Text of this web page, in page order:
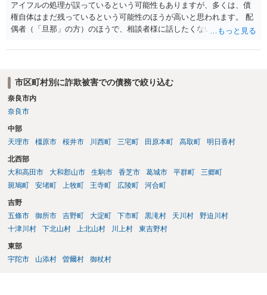
アイフルの処理が誤っているという可能性もありますが、多くは、債
権自体はまだ残っているという可能性のほうが高いと思われます。 配
偶者（「旦那」の方）のほうで、相談者様に話したくない事情等もあ
援用という方法も取れる可能性があるため、御主人に法律事務所に相
せない事情もあるかもしれないのでおひとりで行ってもらうほうがい
いかもしれません。 配偶者の債務がある状態で配偶者が亡くなると債
務を相談者様が相続するという状態になる（相続放棄などの亡くなっ
てからの方法もありますが）ため、相談者様にも関係することだとし
て相談にいくようにお話してみてはどうでしょうか。
市区町村別に詐欺被害での債務で絞り込む
奈良市内
奈良市
中部
天理市
橿原市 桜井市 川西町 三宅町 田原本町 高取町 明日香村
北西部
大和高田市
大和郡山市 生駒市 香芝市 葛城市 平群町
三郷町
斑鳩町
安堵町 上牧町 王寺町 広陵町 河合町
吉野
五條市
御所市 吉野町 大淀町 下市町 黒滝村 天川村
野迫川村
十津川村
下北山村 上北山村 川上村 東吉野村
東部
宇陀市
山添村 曽爾村 御杖村